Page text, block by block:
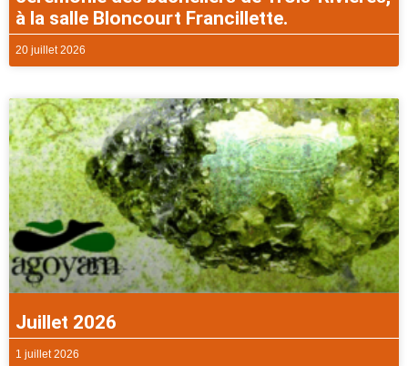
à la salle Bloncourt Francillette.
20 juillet 2026
Juillet 2026
1 juillet 2026